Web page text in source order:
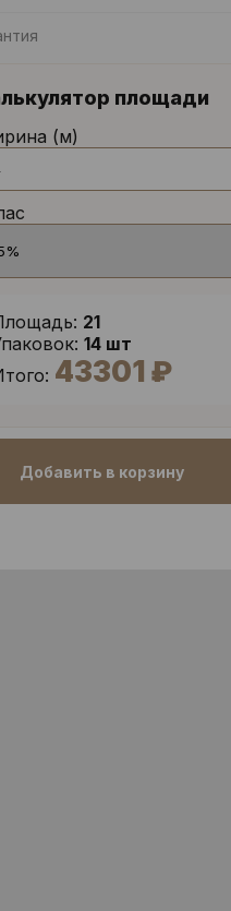
площади
(м)
21
14 шт
43301 ₽
Добавить в корзину